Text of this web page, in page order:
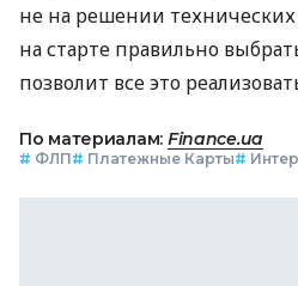
не на решении
на старте правильно
позволит все это
По материалам: Finance.ua
# ФЛП# Платежные Карты#